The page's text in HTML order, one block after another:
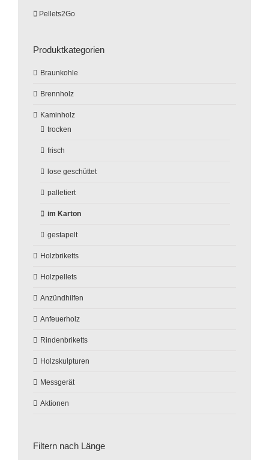
Pellets2Go
Produktkategorien
Braunkohle
Brennholz
Kaminholz
trocken
frisch
lose geschüttet
palletiert
im Karton
gestapelt
Holzbriketts
Holzpellets
Anzündhilfen
Anfeuerholz
Rindenbriketts
Holzskulpturen
Messgerät
Aktionen
Filtern nach Länge